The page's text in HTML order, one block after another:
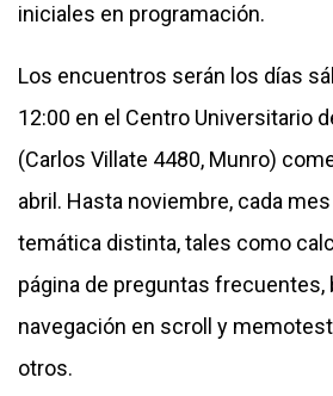
iniciales en programación.
Los encuentros serán los días
12:00 en el Centro Universitario
(Carlos Villate 4480, Munro)
abril. Hasta noviembre, cada
temática distinta, tales como
página de preguntas frecuentes,
navegación en scroll y
otros.